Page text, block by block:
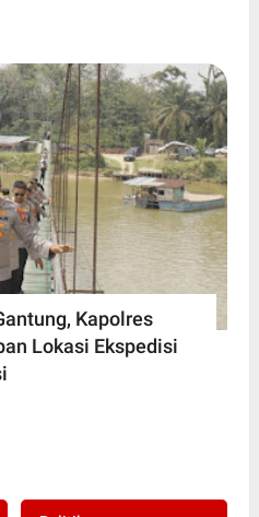
Kapolres
Lokasi Ekspedisi